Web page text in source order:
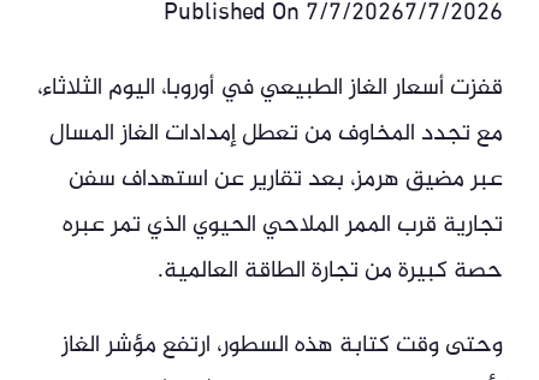
Published On 7/7/20267/7/2026
قفزت أسعار الغاز الطبيعي في أوروبا، اليوم الثلاثاء،
مع تجدد المخاوف من تعطل إمدادات الغاز المسال
عبر مضيق هرمز، بعد تقارير عن استهداف سفن
تجارية قرب الممر الملاحي الحيوي الذي تمر عبره
حصة كبيرة من تجارة الطاقة العالمية.
وحتى وقت كتابة هذه السطور، ارتفع مؤشر الغاز